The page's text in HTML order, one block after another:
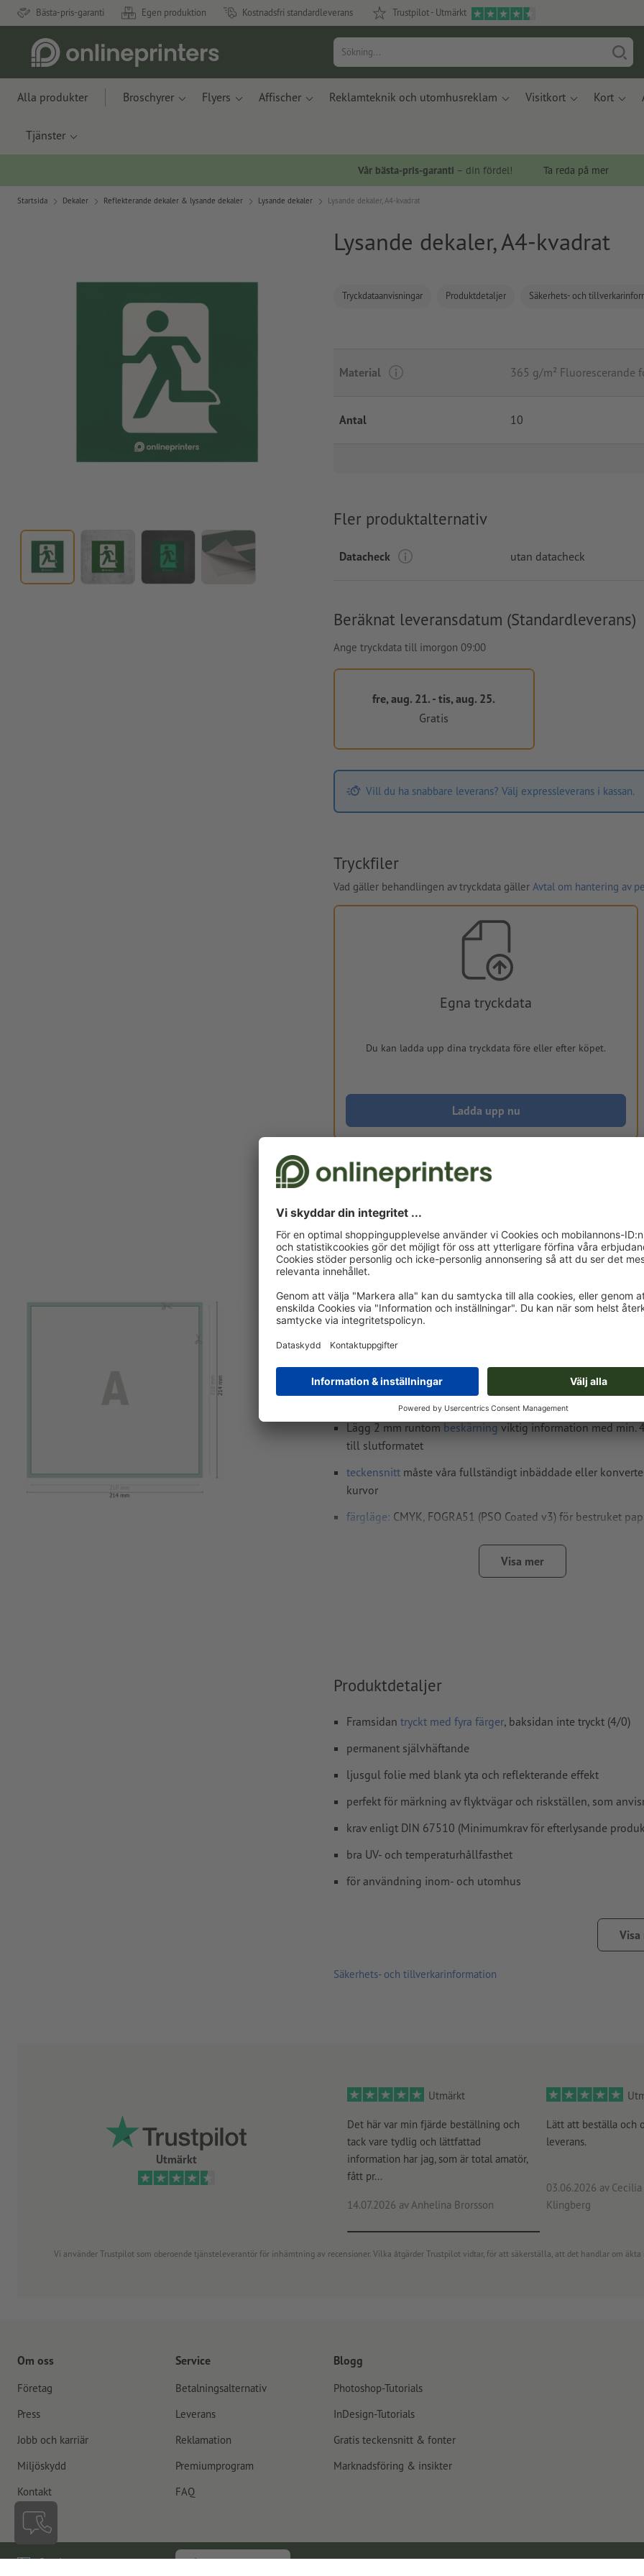
Bästa-pris-garanti Egen produktion Kostnadsfri standardleverans Trustpilot - Utmärkt
Alla produkter Broschyrer Flyers Affischer Reklamteknik och utomhusreklam Visitkort Kort
Tjänster
Vår bästa-pris-garanti – din fördel! Ta reda på mer
Startsida Dekaler Reflekterande dekaler & lysande dekaler Lysande dekaler Lysande dekaler, A4-kvadrat
Lysande dekaler, A4-kvadrat
Tryckdataanvisningar Produktdetaljer Säkerhets- och
Material 365 g/m² Fluorescerande
Antal 10
Fler produktalternativ
Datacheck utan datacheck
Beräknat leveransdatum (Standardleverans)
Ange tryckdata till imorgon 09:00
fre, aug. 21. - tis, aug. 25.
Gratis
Vill du ha snabbare leverans? Välj expressleverans i kassan.
Tryckfiler
Vad gäller behandlingen av tryckdata gäller Avtal om hantering av
Egna tryckdata
Du kan ladda upp dina tryckdata före eller efter köpet.
Ladda upp nu
Levereras cirka:
fre, aug. 21. - tis, aug. 25.
Vikt: ca.161 g
Tryckdataanvisningar Lysande dekaler, A4-
Dataformat
Slutformat : 21 x 21 cm
Upplösning:300 dpi
Lägg 2 mm runtom beskärning viktig information med min.
till slutformatet
teckensnitt måste våra fullständigt inbäddade eller
kurvor
färgläge: CMYK, FOGRA51 (PSO Coated v3) för bestruket
kontrolleras inte av oss
kontrolleras inte av oss
Hur skapar jag utskriftsdata korrekt?
Visa mer
Produktdetaljer
Framsidan tryckt med fyra färger, baksidan inte tryckt (4/0)
permanent självhäftande
ljusgul folie med blank yta och reflekterande effekt
perfekt för märkning av flyktvägar och riskställen, som
krav enligt DIN 67510 (Minimumkrav för efterlysande
bra UV- och temperaturhållfasthet
för användning inom- och utomhus
ju längre dekalerna sitter på ett ställe, desto svårare är det
materialets vidhäftning. Nylackerade ytor ska vara torra resp.
Visa
Säkerhets- och tillverkarinformation
Utmärkt
Utmärkt
Det här var min fjärde beställning och
tack vare tydlig och lättfattad
information har jag, som är total amatör,
fått pr...
14.07.2026 av Anhelina Brorsson
Lätt att beställa och
leverans.
03.06.2026 av
Klingberg
Vi använder Trustpilot som oberoende tjänsteleverantör för inhämtning av recensioner. Vilka åtgärder Trustpilot vidtar, för att säkerställa, att det handlar om äkta
Om oss
Företag
Press
Jobb och karriär
Miljöskydd
Kontakt
Service
Betalningsalternativ
Leverans
Reklamation
Premiumprogram
FAQ
Blogg
Photoshop-Tutorials
InDesign-Tutorials
Gratis teckensnitt & fonter
Marknadsföring & insikter
Sverige